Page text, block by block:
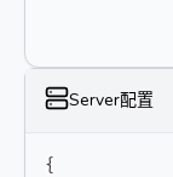
Server配置
{